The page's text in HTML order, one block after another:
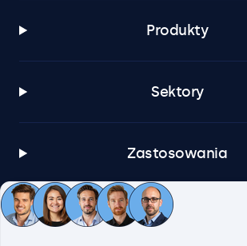
Produkty
Sektory
Zastosowania
Obsługa klienta